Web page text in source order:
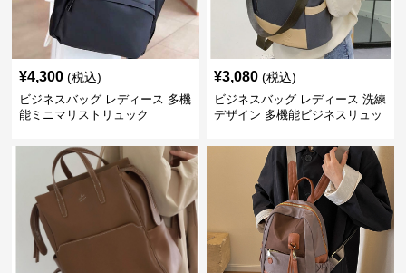
¥4,300 (税込)
ビジネスバッグ レディース 多機
能ミニマリストリュック
¥3,080 (税込)
ビジネスバッグ レディース 洗練
デザイン 多機能ビジネスリュッ